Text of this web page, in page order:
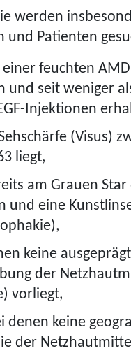
werden
und Patienten
feuchten
und seit weniger
Injektionen
(Visus)
liegt,
am Grauen
und eine
keine
der
vorliegt,
denen keine
der